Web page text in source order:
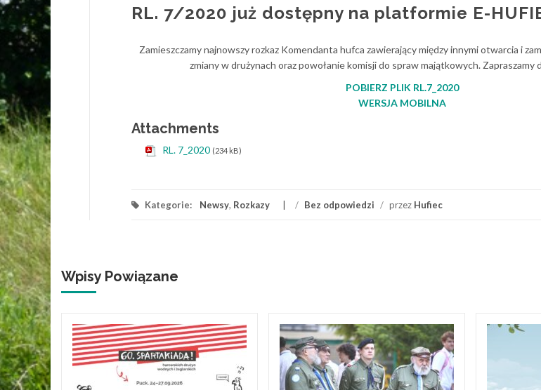
RL. 7/2020 już dostępny na platformie E-
Zamieszczamy najnowszy rozkaz Komendanta hufca zawierający między innymi otwarcia i
zmiany w drużynach oraz powołanie komisji do spraw majątkowych. Zapraszamy
POBIERZ PLIK RL.7_2020
WERSJA MOBILNA
Attachments
RL. 7_2020 (234 kB)
Kategorie: Newsy, Rozkazy / Bez odpowiedzi / przez Hufiec
Wpisy Powiązane